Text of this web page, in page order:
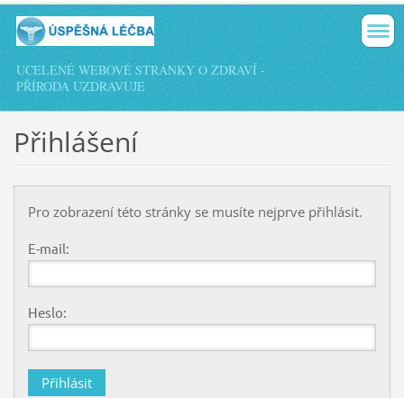
UCELENÉ WEBOVÉ STRÁNKY O ZDRAVÍ -
PŘÍRODA UZDRAVUJE
Přihlášení
Pro zobrazení této stránky se musíte nejprve přihlásit.
E-mail:
Heslo: